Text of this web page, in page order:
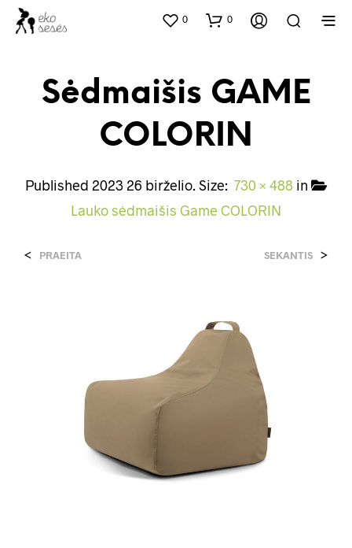
0 0
Sėdmaišis GAME
COLORIN
Published 2023 26 birželio. Size: 730 × 488 in
Lauko sėdmaišis Game COLORIN
< PRAEITA SEKANTIS >